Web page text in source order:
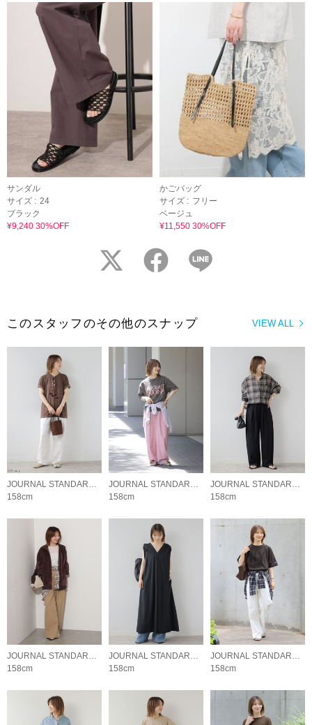
サンダル
サイズ : 24
ブラック
¥9,240 30%OFF
かごバッグ
サイズ : フリー
ベージュ
¥11,550 30%OFF
twitter facebook
VIEW ALL
このスタッフのその他のスナップ
JOURNAL STANDARD relume LADYS
158cm
JOURNAL STANDARD relume LADYS
158cm
JOURNAL STANDARD relume LADYS
158cm
JOURNAL STANDARD relume LADYS
158cm
JOURNAL STANDARD relume LADYS
158cm
JOURNAL STANDARD relume LADYS
158cm